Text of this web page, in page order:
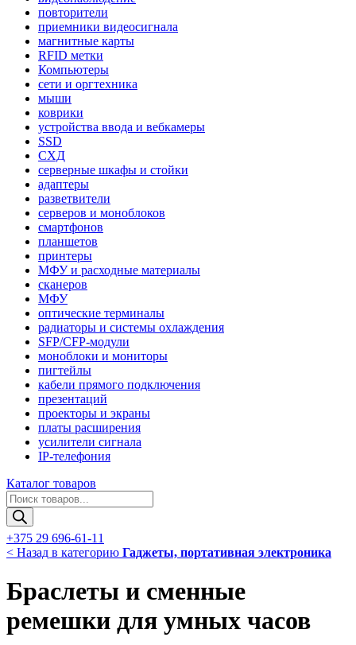
повторители
приемники видеосигнала
магнитные карты
RFID метки
Компьютеры
сети и оргтехника
мыши
коврики
устройства ввода и вебкамеры
SSD
СХД
серверные шкафы и стойки
адаптеры
разветвители
серверов и моноблоков
смартфонов
планшетов
принтеры
МФУ и расходные материалы
сканеров
МФУ
оптические терминалы
радиаторы и системы охлаждения
SFP/CFP-модули
моноблоки и мониторы
пигтейлы
кабели прямого подключения
презентаций
проекторы и экраны
платы расширения
усилители сигнала
IP-телефония
Каталог товаров
Поиск
товаров
+375 29 696-61-11
< Назад в категорию Гаджеты, портативная электроника
Браслеты и сменные
ремешки для умных часов